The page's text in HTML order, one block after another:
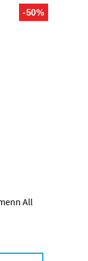
-50%
All